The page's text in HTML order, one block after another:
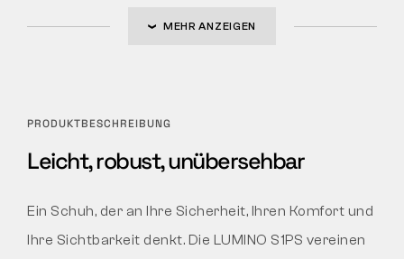
MEHR ANZEIGEN
PRODUKTBESCHREIBUNG
Leicht, robust, unübersehbar
Ein Schuh, der an Ihre Sicherheit, Ihren Komfort und
Ihre Sichtbarkeit denkt. Die LUMINO S1PS vereinen